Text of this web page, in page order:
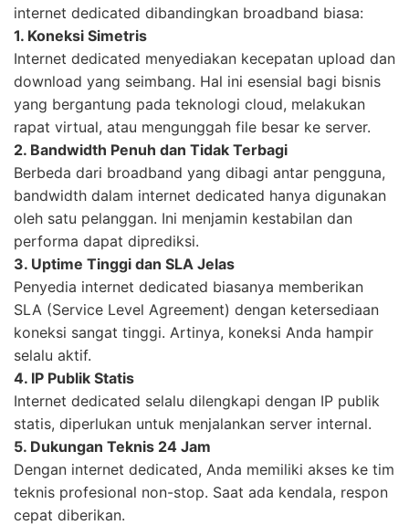
internet dedicated dibandingkan broadband biasa:
1. Koneksi Simetris
Internet dedicated menyediakan kecepatan upload dan
download yang seimbang. Hal ini esensial bagi bisnis
yang bergantung pada teknologi cloud, melakukan
rapat virtual, atau mengunggah file besar ke server.
2. Bandwidth Penuh dan Tidak Terbagi
Berbeda dari broadband yang dibagi antar pengguna,
bandwidth dalam internet dedicated hanya digunakan
oleh satu pelanggan. Ini menjamin kestabilan dan
performa dapat diprediksi.
3. Uptime Tinggi dan SLA Jelas
Penyedia internet dedicated biasanya memberikan
SLA (Service Level Agreement) dengan ketersediaan
koneksi sangat tinggi. Artinya, koneksi Anda hampir
selalu aktif.
4. IP Publik Statis
Internet dedicated selalu dilengkapi dengan IP publik
statis, diperlukan untuk menjalankan server internal.
5. Dukungan Teknis 24 Jam
Dengan internet dedicated, Anda memiliki akses ke tim
teknis profesional non-stop. Saat ada kendala, respon
cepat diberikan.